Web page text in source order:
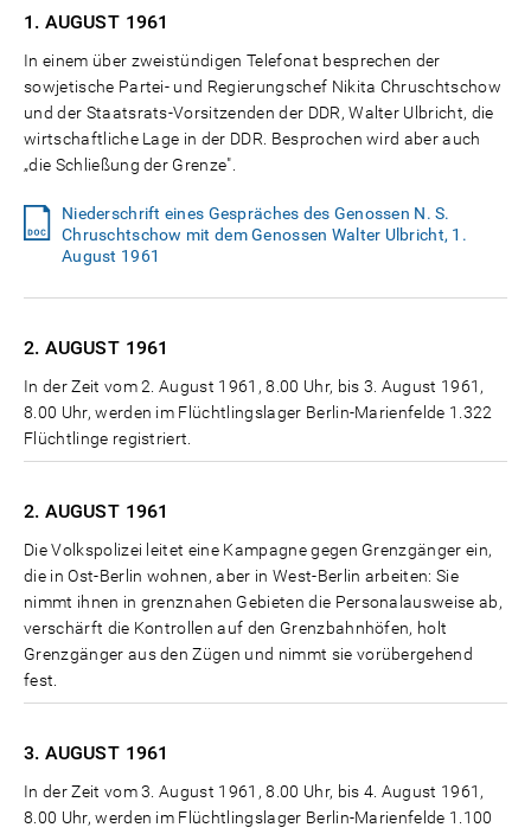
1. AUGUST 1961
In einem über zweistündigen Telefonat besprechen der
sowjetische Partei- und Regierungschef Nikita Chruschtschow
und der Staatsrats-Vorsitzenden der DDR, Walter Ulbricht, die
wirtschaftliche Lage in der DDR. Besprochen wird aber auch
„die Schließung der Grenze".
Niederschrift eines Gespräches des Genossen N. S.
Chruschtschow mit dem Genossen Walter Ulbricht, 1.
August 1961
2. AUGUST 1961
In der Zeit vom 2. August 1961, 8.00 Uhr, bis 3. August 1961,
8.00 Uhr, werden im Flüchtlingslager Berlin-Marienfelde 1.322
Flüchtlinge registriert.
2. AUGUST 1961
Die Volkspolizei leitet eine Kampagne gegen Grenzgänger ein,
die in Ost-Berlin wohnen, aber in West-Berlin arbeiten: Sie
nimmt ihnen in grenznahen Gebieten die Personalausweise ab,
verschärft die Kontrollen auf den Grenzbahnhöfen, holt
Grenzgänger aus den Zügen und nimmt sie vorübergehend
fest.
3. AUGUST 1961
In der Zeit vom 3. August 1961, 8.00 Uhr, bis 4. August 1961,
8.00 Uhr, werden im Flüchtlingslager Berlin-Marienfelde 1.100